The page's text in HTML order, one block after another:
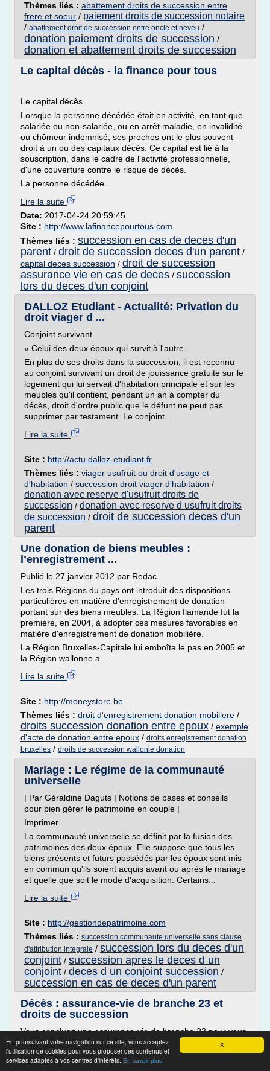
X
En poursuivant votre navigation sur ce site, vous acceptez
l'utilisation de cookies pour vous proposer des contenus et
services adaptés à vos centres d'intérêts. En savoir plus
Thèmes liés : abattement droits de succession entre
frere et soeur / paiement droits de succession notaire
/ abattement droit de succession entre oncle et neveu /
donation paiement droits de succession /
donation et abattement droits de succession
Le capital décès - la finance pour tous
Le capital décès
Lorsque la personne décédée était en activité, en tant que
salariée ou non-salariée, ou en arrêt maladie, en invalidité
ou chômeur indemnisé, ses proches ont le plus souvent
droit à un ou des capitaux décès. Ce capital est lié à la
souscription, dans le cadre de l'activité professionnelle,
d'une couverture contre le risque de décès.
La personne décédée...
Lire la suite
Date: 2017-04-24 20:59:45
Site : http://www.lafinancepourtous.com
Thèmes liés : succession en cas de deces d'un
parent / droit de succession deces d'un parent /
capital deces succession / droit de succession
assurance vie en cas de deces / succession
lors du deces d'un conjoint
DALLOZ Etudiant - Actualité: Privation du
droit viager d ...
Conjoint survivant
« Celui des deux époux qui survit à l'autre.
En plus de ses droits dans la succession, il est reconnu
au conjoint survivant un droit de jouissance gratuite sur le
logement qui lui servait d'habitation principale et sur les
meubles qu'il contient, pendant un an à compter du
décès, droit d'ordre public que le défunt ne peut pas
supprimer par testament. Le conjoint...
Lire la suite
Site : http://actu.dalloz-etudiant.fr
Thèmes liés : viager usufruit ou droit d'usage et
d'habitation / succession droit viager d'habitation /
donation avec reserve d'usufruit droits de
succession / donation avec reserve d usufruit droits
de succession / droit de succession deces d'un
parent
Une donation de biens meubles :
l’enregistrement ...
Publié le 27 janvier 2012 par Redac
Les trois Régions du pays ont introduit des dispositions
particulières en matière d'enregistrement de donation
portant sur des biens meubles. La Région flamande fut la
première, en 2004, à adopter ces mesures favorables en
matière d'enregistrement de donation mobilière.
La Région Bruxelles-Capitale lui emboîta le pas en 2005 et
la Région wallonne a...
Lire la suite
Site : http://moneystore.be
Thèmes liés : droit d'enregistrement donation mobiliere /
droits succession donation entre epoux / exemple
d'acte de donation entre epoux / droits enregistrement donation
bruxelles / droits de succession wallonie donation
Mariage : Le régime de la communauté
universelle
| Par Géraldine Daguts | Notions de bases et conseils
pour bien gérer le patrimoine en couple |
Imprimer
La communauté universelle se définit par la fusion des
patrimoines des deux époux. Elle suppose que tous les
biens présents et futurs possédés par les époux sont mis
en commun qu'ils soient acquis avant ou après le mariage
et quelle que soit le mode d'acquisition. Certains...
Lire la suite
Site : http://gestiondepatrimoine.com
Thèmes liés : succession communaute universelle sans clause
d'attribution integrale / succession lors du deces d'un
conjoint / succession apres le deces d un
conjoint / deces d un conjoint succession /
succession en cas de deces d'un parent
Décès : assurance-vie de branche 23 et
droits de succession
Vous concluez une assurance-vie de branche 23 pour vous
constituer un joli capital-pension ou pour faciliter
financièrement la vie de vos proches. Mais quid des droits
de succession et ceux-ci peuvent-ils venir jouer les trouble-